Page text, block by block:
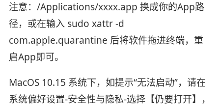
注意：/Applications/xxxx.app 换成你的App路
径，或在输入 sudo xattr -d
com.apple.quarantine 后将软件拖进终端，重
启App即可。
MacOS 10.15 系统下，如提示“无法启动”，请在
系统偏好设置-安全性与隐私-选择【仍要打开】，